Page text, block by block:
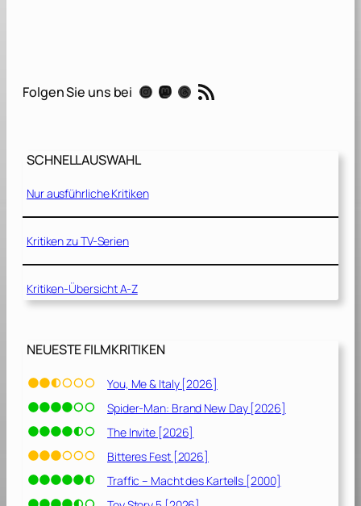
o
1
9
5
]
Folgen Sie uns bei Instagram Mastodon Threads RSS-Feed
SCHNELLAUSWAHL
Nur ausführliche Kritiken
Kritiken zu TV-Serien
Kritiken-Übersicht A-Z
NEUESTE FILMKRITIKEN
You, Me & Italy [2026]
Spider-Man: Brand New Day [2026]
The Invite [2026]
Bitteres Fest [2026]
Traffic – Macht des Kartells [2000]